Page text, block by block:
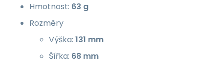
Hmotnost: 63 g
Rozměry
Výška: 131 mm
Šířka: 68 mm